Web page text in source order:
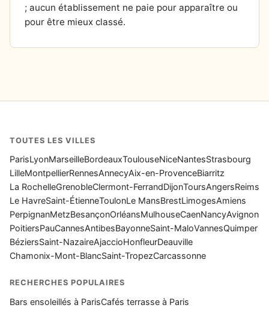
; aucun établissement ne paie pour apparaître ou
pour être mieux classé.
TOUTES LES VILLES
ParisLyonMarseilleBordeauxToulouseNiceNantesStrasbourg
LilleMontpellierRennesAnnecyAix-en-ProvenceBiarritz
La RochelleGrenobleClermont-FerrandDijonToursAngersReims
Le HavreSaint-ÉtienneToulonLe MansBrestLimogesAmiens
PerpignanMetzBesançonOrléansMulhouseCaenNancyAvignon
PoitiersPauCannesAntibesBayonneSaint-MaloVannesQuimper
BéziersSaint-NazaireAjaccioHonfleurDeauville
Chamonix-Mont-BlancSaint-TropezCarcassonne
RECHERCHES POPULAIRES
Bars ensoleillés à ParisCafés terrasse à Paris